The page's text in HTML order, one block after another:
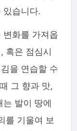
있습니다.
변화를 가져옵
혹은 점심시
을 연습할 수
그 향과 맛,
는 발이 땅에
를 기울여 보